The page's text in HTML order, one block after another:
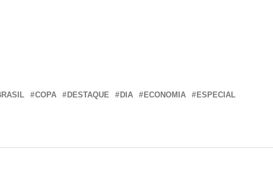
COPA DESTAQUE DIA ECONOMIA
ESPECIAL